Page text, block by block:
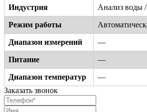
Индустрия Анализ воды
Режим работы
Диапазон измерений —
Питание —
Диапазон температур
—
Заказать звонок